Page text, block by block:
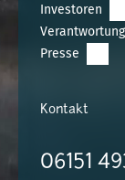
Investoren
Verantwortung
Presse
Kontakt
06151